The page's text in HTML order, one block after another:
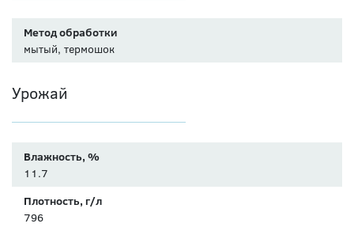
Метод обработки
мытый, термошок
Урожай
Влажность, %
11.7
Плотность, г/л
796